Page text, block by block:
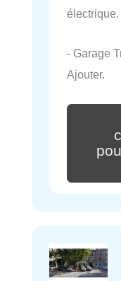
électrique.
- Garage
Ajouter.